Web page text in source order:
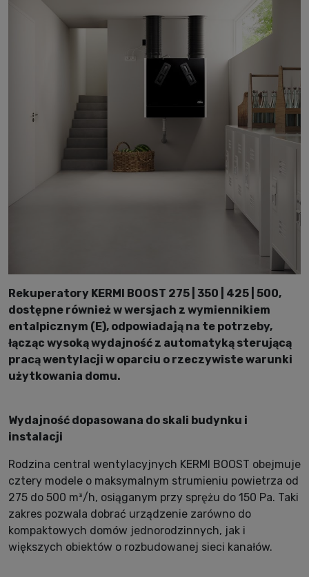
Rekuperatory KERMI BOOST 275 | 350 | 425 | 500,
dostępne również w wersjach z wymiennikiem
entalpicznym (E), odpowiadają na te potrzeby,
łącząc wysoką wydajność z automatyką sterującą
pracą wentylacji w oparciu o rzeczywiste warunki
użytkowania domu.
Wydajność dopasowana do skali budynku i
instalacji
Rodzina central wentylacyjnych KERMI BOOST obejmuje
cztery modele o maksymalnym strumieniu powietrza od
275 do 500 m³/h, osiąganym przy sprężu do 150 Pa. Taki
zakres pozwala dobrać urządzenie zarówno do
kompaktowych domów jednorodzinnych, jak i
większych obiektów o rozbudowanej sieci kanałów.